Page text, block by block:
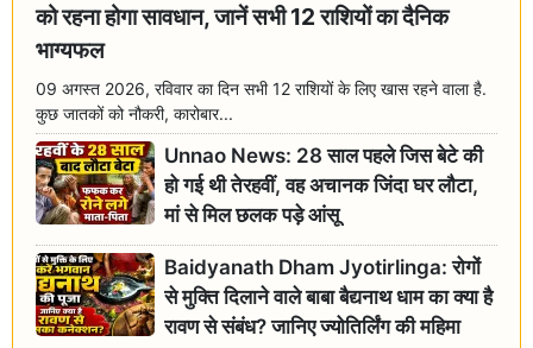
को रहना होगा सावधान, जानें सभी 12 राशियों का दैनिक
भाग्यफल
09 अगस्त 2026, रविवार का दिन सभी 12 राशियों के लिए खास रहने वाला है.
कुछ जातकों को नौकरी, कारोबार...
Unnao News: 28 साल पहले जिस बेटे की
हो गई थी तेरहवीं, वह अचानक जिंदा घर लौटा,
मां से मिल छलक पड़े आंसू
Baidyanath Dham Jyotirlinga: रोगों
से मुक्ति दिलाने वाले बाबा बैद्यनाथ धाम का क्या है
रावण से संबंध? जानिए ज्योतिर्लिंग की महिमा